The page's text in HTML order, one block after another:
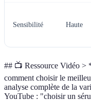
Sensibilité Haute
## 📺 Ressource Vidéo
comment choisir le
analyse complète de la
YouTube : "choisir un